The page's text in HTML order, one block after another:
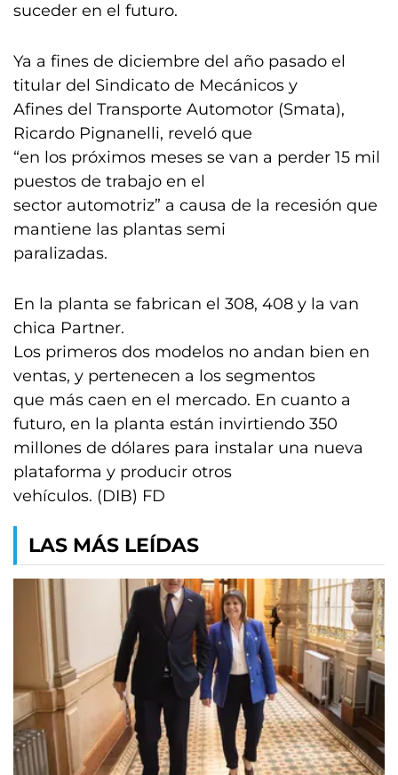
suceder en el futuro.
Ya a fines de diciembre del año pasado el
titular del Sindicato de Mecánicos y
Afines del Transporte Automotor (Smata),
Ricardo Pignanelli, reveló que
“en los próximos meses se van a perder 15 mil
puestos de trabajo en el
sector automotriz” a causa de la recesión que
mantiene las plantas semi
paralizadas.
En la planta se fabrican el 308, 408 y la van
chica Partner.
Los primeros dos modelos no andan bien en
ventas, y pertenecen a los segmentos
que más caen en el mercado. En cuanto a
futuro, en la planta están invirtiendo 350
millones de dólares para instalar una nueva
plataforma y producir otros
vehículos. (DIB) FD
LAS MÁS LEÍDAS